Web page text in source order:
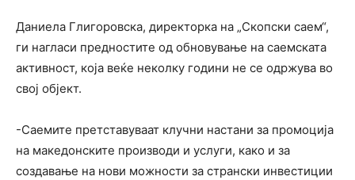
Даниела Глигоровска, директорка на „Скопски саем“,
ги нагласи предностите од обновување на саемската
активност, која веќе неколку години не се одржува во
свој објект.
-Саемите претставуваат клучни настани за промоција
на македонските производи и услуги, како и за
создавање на нови можности за странски инвестиции